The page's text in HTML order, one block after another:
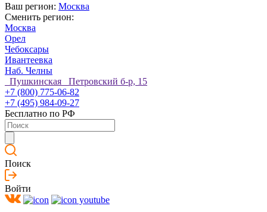
Ваш регион: Москва
Сменить регион:
Москва
Орел
Чебоксары
Ивантеевка
Наб. Челны
Пушкинская Петровский б-р, 15
+7 (800) 775-06-82
+7 (495) 984-09-27
Бесплатно по РФ
Поиск
Войти